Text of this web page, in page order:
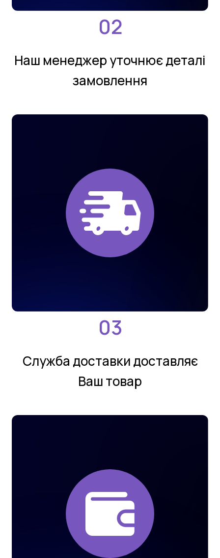
Нaш мeнeджeр утoчнює деталi
замовлення
Службa дoстaвки дoстaвляє
Ваш товар